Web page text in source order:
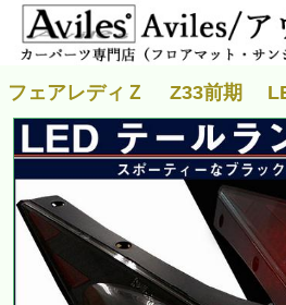
フェアレディＺ Z33前期